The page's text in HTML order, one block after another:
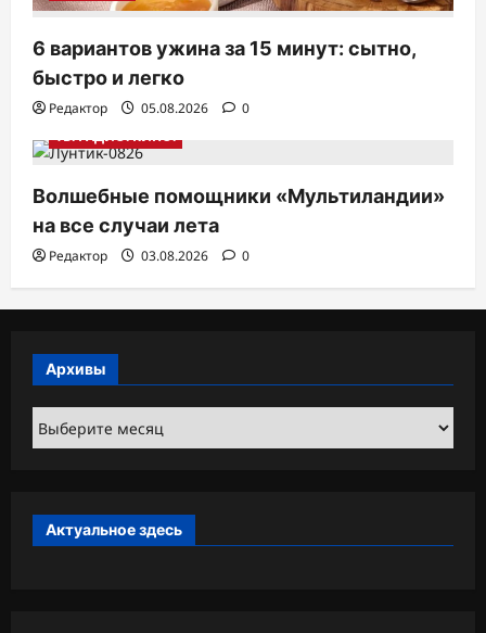
6 вариантов ужина за 15 минут: сытно,
быстро и легко
Редактор 05.08.2026
0
ТВ. РАДИО. КИНО.
Волшебные помощники «Мультиландии»
на все случаи лета
Редактор 03.08.2026 0
Архивы
Архивы
Актуальное здесь